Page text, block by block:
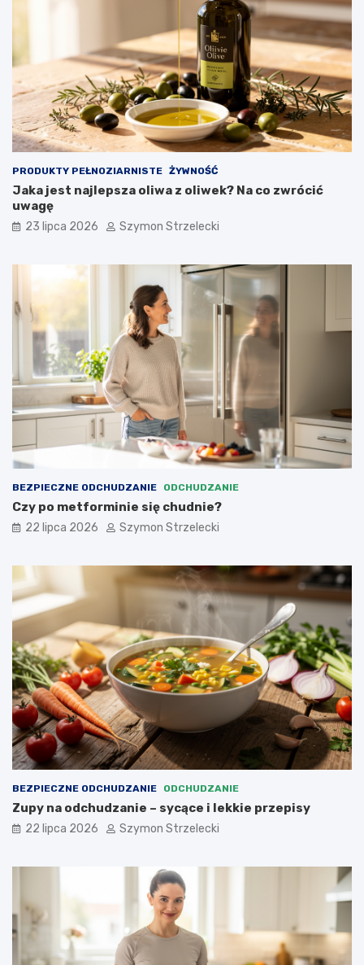
PRODUKTY PEŁNOZIARNISTE ŻYWNOŚĆ
Jaka jest najlepsza oliwa z oliwek? Na co zwrócić
uwagę
23 lipca 2026 Szymon Strzelecki
BEZPIECZNE ODCHUDZANIE ODCHUDZANIE
Czy po metforminie się chudnie?
22 lipca 2026 Szymon Strzelecki
BEZPIECZNE ODCHUDZANIE ODCHUDZANIE
Zupy na odchudzanie – sycące i lekkie przepisy
22 lipca 2026 Szymon Strzelecki